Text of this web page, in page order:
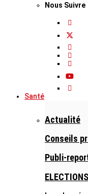
Nous Suivre
Santé
Actualité
Conseils
Publi-